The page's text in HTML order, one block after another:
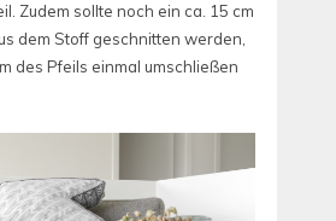
Zudem sollte noch ein ca. 15 cm
dem Stoff geschnitten werden,
des Pfeils einmal umschließen